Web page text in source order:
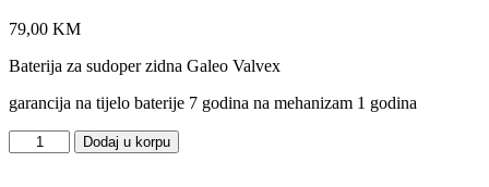
79,00 KM
Baterija za sudoper zidna Galeo Valvex
garancija na tijelo baterije 7 godina na mehanizam 1 godina
Baterija
za
Dodaj u korpu